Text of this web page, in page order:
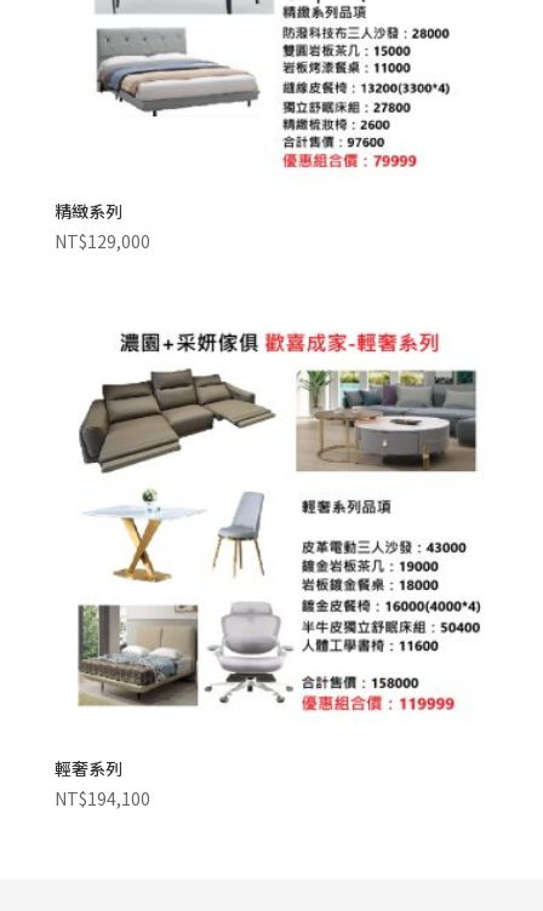
精緻系列
NT$129,000
輕奢系列
NT$194,100